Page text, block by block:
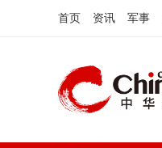
首页 资讯 军事